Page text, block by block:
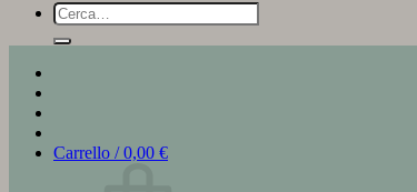
Cerca:
Carrello /0,00 €